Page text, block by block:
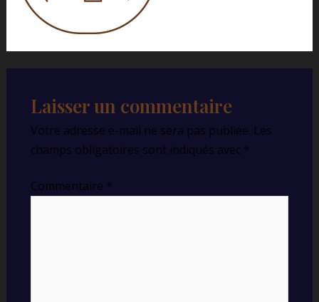
Laisser un commentaire
Votre adresse e-mail ne sera pas publiée. Les
champs obligatoires sont indiqués avec *
Commentaire *